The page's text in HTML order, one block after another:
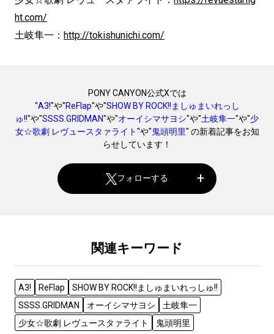
ht.com/
土岐隼一： http://tokishunichi.com/
PONY CANYON公式Xでは
"A3!"や"ReFlap"や"SHOW BY ROCK!!ましゅまいれっし
ゅ!!"や"SSSS.GRIDMAN"や"オーイシマサヨシ"や"土岐隼一"や"少
女☆歌劇 レヴュースタァライト"や"鬼頭明里" の新着記事をお知
らせしています！
フォローする
関連キーワード
A3! ReFlap
SHOW BY ROCK!!ましゅまいれっしゅ!!
SSSS.GRIDMAN
オーイシマサヨシ
土岐隼一
少女☆歌劇 レヴュースタァライト
鬼頭明里